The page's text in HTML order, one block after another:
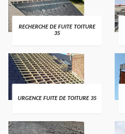
RECHERCHE DE FUITE TOITURE
35
URGENCE FUITE DE TOITURE 35